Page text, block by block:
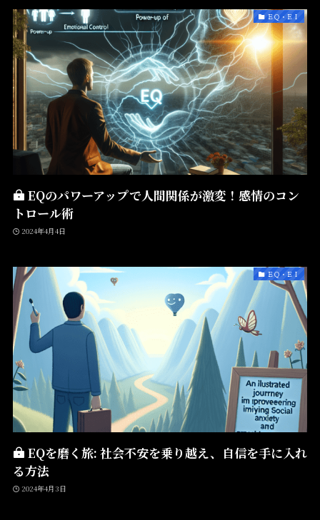
ＥＱ・ＥＩ
EQのパワーアップで人間関係が激変！感情のコン
トロール術
2024年4月4日
ＥＱ・ＥＩ
EQを磨く旅: 社会不安を乗り越え、自信を手に入れ
る方法
2024年4月3日